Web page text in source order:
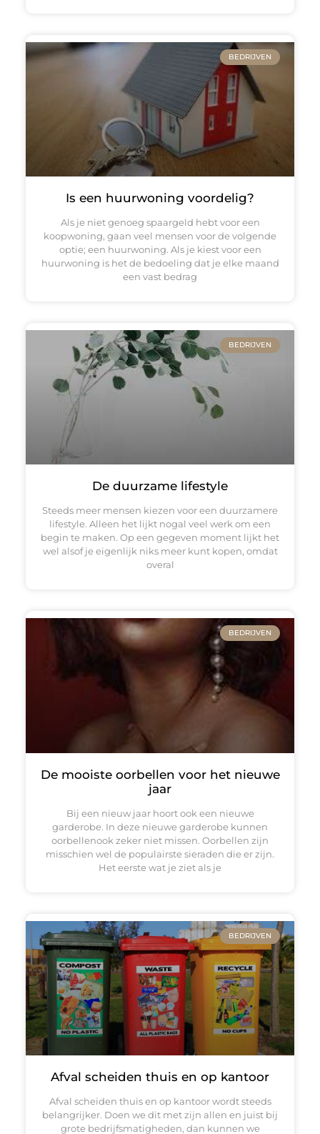
BEDRIJVEN
Is een huurwoning voordelig?
Als je niet genoeg spaargeld hebt voor een
koopwoning, gaan veel mensen voor de volgende
optie; een huurwoning. Als je kiest voor een
huurwoning is het de bedoeling dat je elke maand
een vast bedrag
BEDRIJVEN
De duurzame lifestyle
Steeds meer mensen kiezen voor een duurzamere
lifestyle. Alleen het lijkt nogal veel werk om een
begin te maken. Op een gegeven moment lijkt het
wel alsof je eigenlijk niks meer kunt kopen, omdat
overal
BEDRIJVEN
De mooiste oorbellen voor het nieuwe
jaar
Bij een nieuw jaar hoort ook een nieuwe
garderobe. In deze nieuwe garderobe kunnen
oorbellenook zeker niet missen. Oorbellen zijn
misschien wel de populairste sieraden die er zijn.
Het eerste wat je ziet als je
BEDRIJVEN
Afval scheiden thuis en op kantoor
Afval scheiden thuis en op kantoor wordt steeds
belangrijker. Doen we dit met zijn allen en juist bij
grote bedrijfsmatigheden, dan kunnen we